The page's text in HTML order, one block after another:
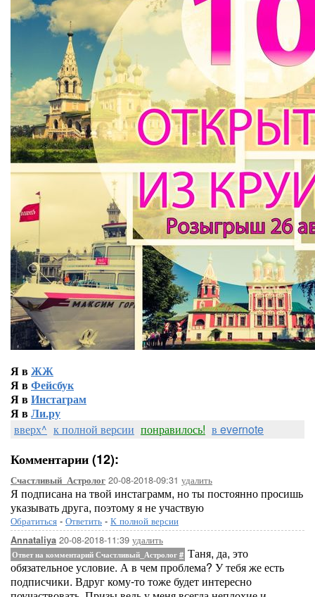
Я вЖЖ
Я вФейсбук
Я вИнстаграм
Я вЛи.ру
вверх^ к полной версии понравилось! в evernote
Комментарии (12):
Счастливый_Астролог 20-08-2018-09:31 удалить
Я подписана на твой инстаграмм, но ты постоянно просишь
указывать друга, поэтому я не участвую
Обратиться - Ответить - К полной версии
Annataliya 20-08-2018-11:39 удалить
Ответ на комментарий Счастливый_Астролог # Таня, да, это
обязательное условие. А в чем проблема? У тебя же есть
подписчики. Вдруг кому-то тоже будет интересно